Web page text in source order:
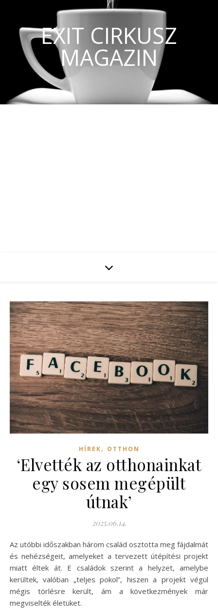
EXIT CIRKUSZ
MAGAZIN
HÍREK, OTTHON
‘Elvették az otthonainkat
egy sosem megépült
útnak’
2025.06.14.
Az utóbbi időszakban három család osztotta meg fájdalmát
és nehézségeit, amelyeket a tervezett útépítési projekt
miatt éltek át. E családok szerint a helyzet, amelybe
kerültek, valóban „teljes pokol”, hiszen a projekt végül
mégis törlésre került, ám a következmények már
megviselték életüket.